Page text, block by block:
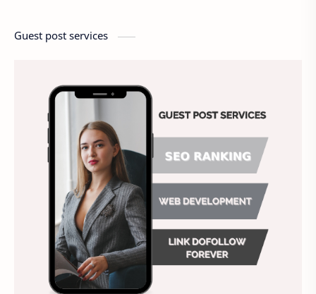
Ảnh nền chuẩn HD Ảnh nền đẹp
Ảnh nền sinh nhật
Animal Ankle boots Antarctic
Antibodies against Covid-19 Antiquarian
Antiviral antibodies Áo bà ba
Áo bà ba hiện đại Áo bà bầu Áo bác sĩ
Guest post services